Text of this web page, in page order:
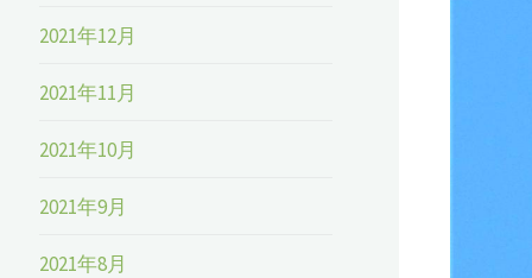
2021年12月
2021年11月
2021年10月
2021年9月
2021年8月